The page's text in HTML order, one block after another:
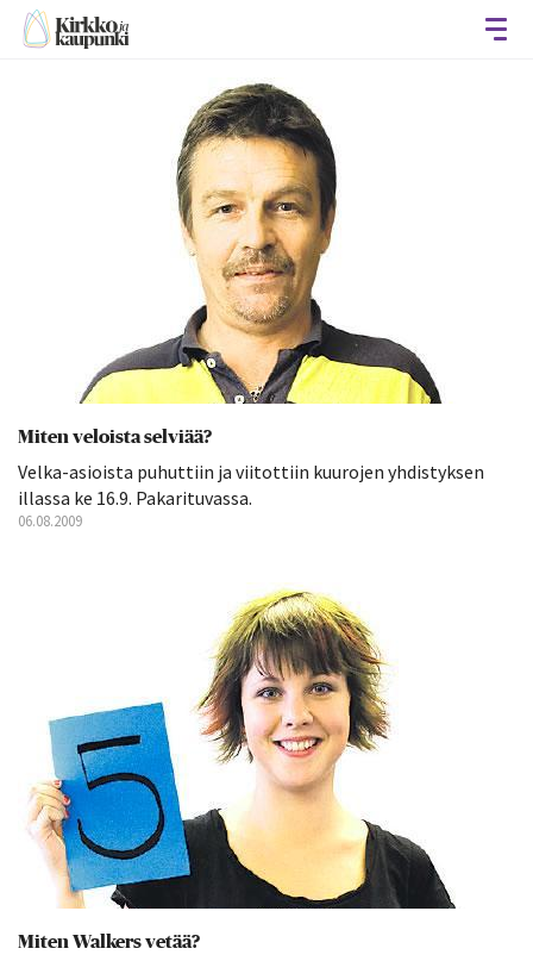
Miten veloista selviää?
Velka-asioista puhuttiin ja viitottiin kuurojen yhdistyksen
illassa ke 16.9. Pakarituvassa.
06.08.2009
Miten Walkers vetää?